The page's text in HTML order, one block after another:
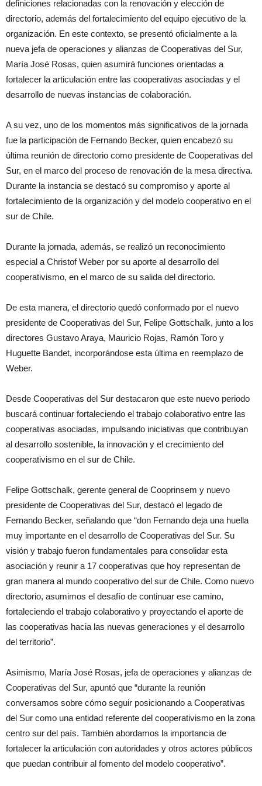
definiciones relacionadas con la renovación y elección de
directorio, además del fortalecimiento del equipo ejecutivo de la
organización. En este contexto, se presentó oficialmente a la
nueva jefa de operaciones y alianzas de Cooperativas del Sur,
María José Rosas, quien asumirá funciones orientadas a
fortalecer la articulación entre las cooperativas asociadas y el
desarrollo de nuevas instancias de colaboración.
A su vez, uno de los momentos más significativos de la jornada
fue la participación de Fernando Becker, quien encabezó su
última reunión de directorio como presidente de Cooperativas del
Sur, en el marco del proceso de renovación de la mesa directiva.
Durante la instancia se destacó su compromiso y aporte al
fortalecimiento de la organización y del modelo cooperativo en el
sur de Chile.
Durante la jornada, además, se realizó un reconocimiento
especial a Christof Weber por su aporte al desarrollo del
cooperativismo, en el marco de su salida del directorio.
De esta manera, el directorio quedó conformado por el nuevo
presidente de Cooperativas del Sur, Felipe Gottschalk, junto a los
directores Gustavo Araya, Mauricio Rojas, Ramón Toro y
Huguette Bandet, incorporándose esta última en reemplazo de
Weber.
Desde Cooperativas del Sur destacaron que este nuevo periodo
buscará continuar fortaleciendo el trabajo colaborativo entre las
cooperativas asociadas, impulsando iniciativas que contribuyan
al desarrollo sostenible, la innovación y el crecimiento del
cooperativismo en el sur de Chile.
Felipe Gottschalk, gerente general de Cooprinsem y nuevo
presidente de Cooperativas del Sur, destacó el legado de
Fernando Becker, señalando que “don Fernando deja una huella
muy importante en el desarrollo de Cooperativas del Sur. Su
visión y trabajo fueron fundamentales para consolidar esta
asociación y reunir a 17 cooperativas que hoy representan de
gran manera al mundo cooperativo del sur de Chile. Como nuevo
directorio, asumimos el desafío de continuar ese camino,
fortaleciendo el trabajo colaborativo y proyectando el aporte de
las cooperativas hacia las nuevas generaciones y el desarrollo
del territorio”.
Asimismo, María José Rosas, jefa de operaciones y alianzas de
Cooperativas del Sur, apuntó que “durante la reunión
conversamos sobre cómo seguir posicionando a Cooperativas
del Sur como una entidad referente del cooperativismo en la zona
centro sur del país. También abordamos la importancia de
fortalecer la articulación con autoridades y otros actores públicos
que puedan contribuir al fomento del modelo cooperativo”.